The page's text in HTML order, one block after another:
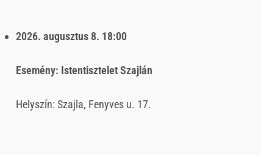
2026. augusztus 8. 18:00
Esemény: Istentisztelet Szajlán
Helyszín:Szajla, Fenyves u. 17.